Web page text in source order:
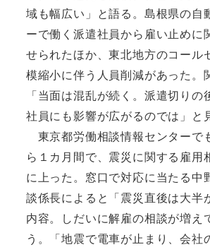
域も幅広い」と語る。島根県の自
ーで働く派遣社員から雇い止めに
せられたほか、東北地方のコール
模縮小に伴う人員削減があった。
「当面は混乱が続く。派遣切りの
社員にも影響が広がるのでは」と
東京都労働相談情報センターで
ら１カ月間で、震災に関する雇用
に上った。窓口で対応に当たる中
談係長によると「震災直後は大半
内容。しだいに解雇の相談が増え
う。「地震で電車が止まり、会社